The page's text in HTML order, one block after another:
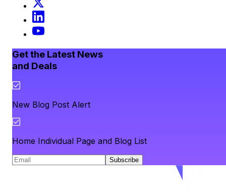
Get the Latest News
and Deals
New Blog Post Alert
Home Individual Page and Blog List
Subscribe